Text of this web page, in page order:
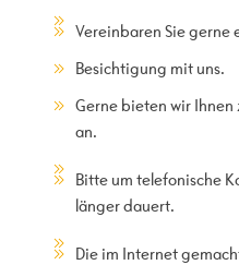
Vereinbaren Sie gerne
Besichtigung mit uns.
Gerne bieten wir
an.
Bitte um telefonische
länger dauert.
Die im Internet